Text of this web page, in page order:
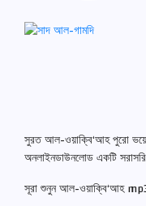
সুরত আল-ওয়াক্বি‘আহ পুরো
অনলাইনডাউনলোড একটি
সূরা শুনুন আল-ওয়াক্বি‘আহ